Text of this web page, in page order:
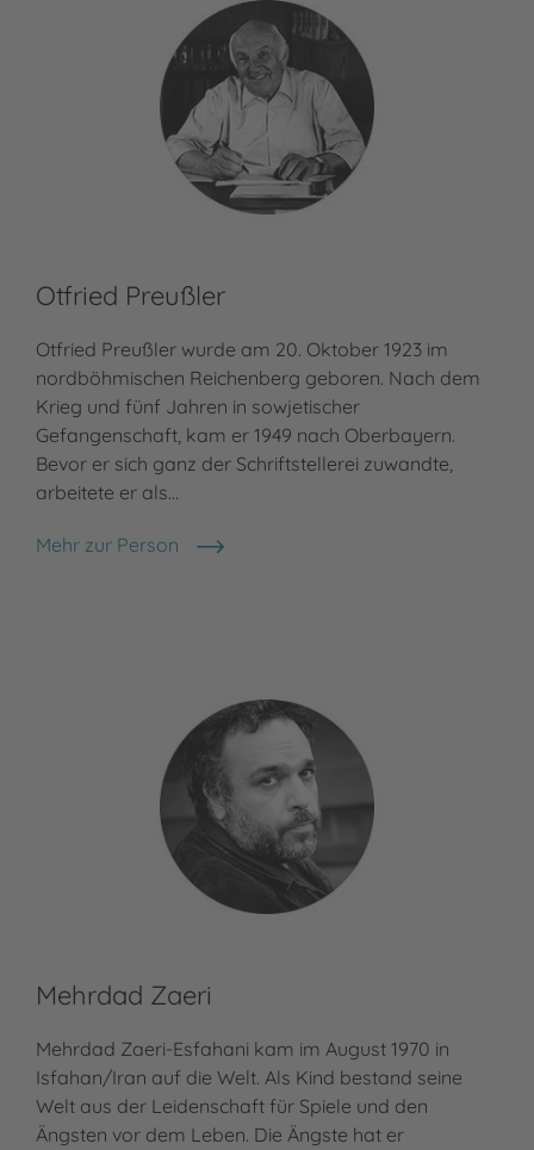
Otfried Preußler
Otfried Preußler wurde am 20. Oktober 1923 im
nordböhmischen Reichenberg geboren. Nach dem
Krieg und fünf Jahren in sowjetischer
Gefangenschaft, kam er 1949 nach Oberbayern.
Bevor er sich ganz der Schriftstellerei zuwandte,
arbeitete er als…
Mehr zur Person
Otfried Preußler
Mehrdad Zaeri
Mehrdad Zaeri-Esfahani kam im August 1970 in
Isfahan/Iran auf die Welt. Als Kind bestand seine
Welt aus der Leidenschaft für Spiele und den
Ängsten vor dem Leben. Die Ängste hat er